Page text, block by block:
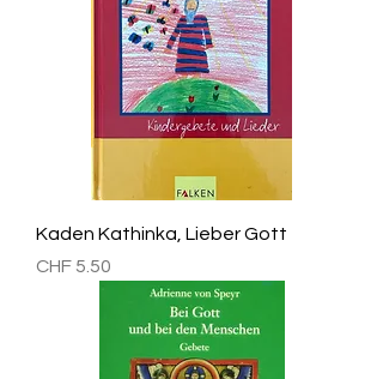
Kaden Kathinka, Lieber Gott
Preis
CHF 5.50